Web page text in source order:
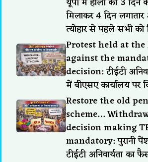
मिलाकर 4 दिन
त्योहार से पहले सभी
Protest held at the
against the
decision: टीईटी
में बीएसए कार्यालय पर
Restore the old
scheme…
decision making
mandatory: पुरानी
टीईटी अनिवार्यता का